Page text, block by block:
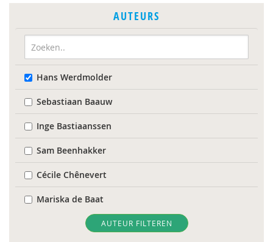
AUTEURS
Hans Werdmolder
Sebastiaan Baauw
Inge Bastiaanssen
Sam Beenhakker
Cécile Chênevert
Mariska de Baat
Reinier Feiner AUTEUR FILTEREN